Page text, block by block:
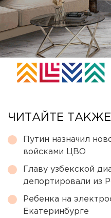
ЧИТАЙТЕ
Путин назначил
войсками ЦВО
Главу узбекской
депортировали из
Ребенка на
Екатеринбурге